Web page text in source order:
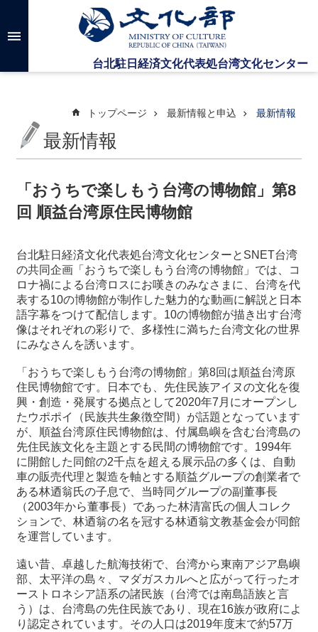
メインのコンテンツブロックにジャンプします
高
検
台
セ
ー
に
つ
い
て
最
情
報
と
申
込
過
去
事
台
湾
の
本
トップページ 最新情報と申込 最新情報
最新情報
「おうちで楽しもう台湾の博物館」第8
回 順益台湾原住民博物館
台北駐日経済文化代表処台湾文化センターとSNET台湾
の共同企画「おうちで楽しもう台湾の博物館」では、コ
ロナ禍による台湾ロスにお嘆きのみなさまに、台湾を代
表する10の博物館が制作した魅力的な動画に解説と日本
語字幕をつけて配信します。10の博物館が描き出す台湾
像はそれぞれの彩りで、多様性に満ちた台湾文化の世界
にみなさんを誘います。
「おうちで楽しもう台湾の博物館」第8回は順益台湾原
住民博物館です。日本でも、先住民族アイヌの文化を復
興・創造・発展する拠点として2020年7月にオープンし
たウポポイ（民族共生象徴空間）が話題となっています
が、順益台湾原住民博物館は、付属島嶼を含む台湾島の
先住民族文化を主題とする民間の博物館です。1994年
に開館した同館の2千点を超える展示品の多くは、自動
車の販売代理と製造を軸とする順益グループの創業者で
ある林迺翁氏の子息で、当時同グループの副董事長
（2003年から董事長）であった林清富氏の個人コレク
ションで、林迺翁の名を冠する林迺翁文教基金会が同館
を運営しています。
遠い昔、卓越した航海技術で、台湾から東南アジア島嶼
部、太平洋の島々、マダガスカルへと広がって行ったオ
ーストロネシア語系の諸民族（台湾では南島語族と言
う）は、台湾島の先住民族であり、現在16族が政府によ
り認定されています。その人口は2019年度末で約57万